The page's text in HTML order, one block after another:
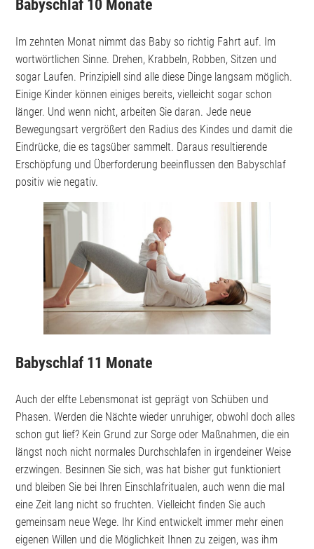
Babyschlaf 10 Monate
Im zehnten Monat nimmt das Baby so richtig Fahrt auf. Im
wortwörtlichen Sinne. Drehen, Krabbeln, Robben, Sitzen und
sogar Laufen. Prinzipiell sind alle diese Dinge langsam möglich.
Einige Kinder können einiges bereits, vielleicht sogar schon
länger. Und wenn nicht, arbeiten Sie daran. Jede neue
Bewegungsart vergrößert den Radius des Kindes und damit die
Eindrücke, die es tagsüber sammelt. Daraus resultierende
Erschöpfung und Überforderung beeinflussen den Babyschlaf
positiv wie negativ.
Babyschlaf 11 Monate
Auch der elfte Lebensmonat ist geprägt von Schüben und
Phasen. Werden die Nächte wieder unruhiger, obwohl doch alles
schon gut lief? Kein Grund zur Sorge oder Maßnahmen, die ein
längst noch nicht normales Durchschlafen in irgendeiner Weise
erzwingen. Besinnen Sie sich, was hat bisher gut funktioniert
und bleiben Sie bei Ihren Einschlafritualen, auch wenn die mal
eine Zeit lang nicht so fruchten. Vielleicht finden Sie auch
gemeinsam neue Wege. Ihr Kind entwickelt immer mehr einen
eigenen Willen und die Möglichkeit Ihnen zu zeigen, was ihm